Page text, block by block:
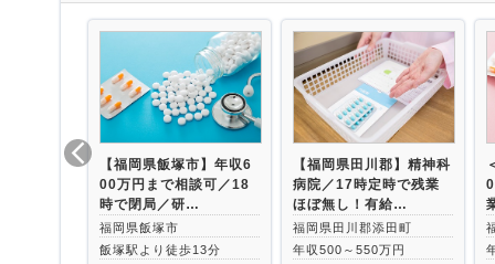
【福岡県飯塚市】年収6
00万円まで相談可／18
時で閉局／研…
福岡県飯塚市
飯塚駅より徒歩13分
【福岡県田川郡】精神科
病院／17時定時で残業
ほぼ無し！有給…
福岡県田川郡添田町
年収500～550万円